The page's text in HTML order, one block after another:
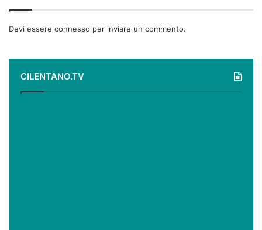
Devi essere connesso per inviare un commento.
CILENTANO.TV